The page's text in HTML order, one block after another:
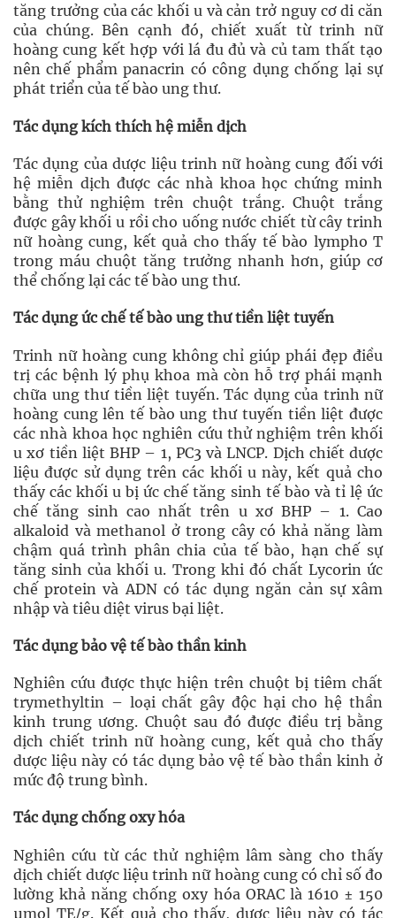
tăng trưởng của các khối u và cản trở nguy cơ di căn
của chúng. Bên cạnh đó, chiết xuất từ trinh nữ
hoàng cung kết hợp với lá đu đủ và củ tam thất tạo
nên chế phẩm panacrin có công dụng chống lại sự
phát triển của tế bào ung thư.
Tác dụng kích thích hệ miễn dịch
Tác dụng của dược liệu trinh nữ hoàng cung đối với
hệ miễn dịch được các nhà khoa học chứng minh
bằng thử nghiệm trên chuột trắng. Chuột trắng
được gây khối u rồi cho uống nước chiết từ cây trinh
nữ hoàng cung, kết quả cho thấy tế bào lympho T
trong máu chuột tăng trưởng nhanh hơn, giúp cơ
thể chống lại các tế bào ung thư.
Tác dụng ức chế tế bào ung thư tiền liệt tuyến
Trinh nữ hoàng cung không chỉ giúp phái đẹp điều
trị các bệnh lý phụ khoa mà còn hỗ trợ phái mạnh
chữa ung thư tiền liệt tuyến. Tác dụng của trinh nữ
hoàng cung lên tế bào ung thư tuyến tiền liệt được
các nhà khoa học nghiên cứu thử nghiệm trên khối
u xơ tiền liệt BHP – 1, PC3 và LNCP. Dịch chiết dược
liệu được sử dụng trên các khối u này, kết quả cho
thấy các khối u bị ức chế tăng sinh tế bào và tỉ lệ ức
chế tăng sinh cao nhất trên u xơ BHP – 1. Cao
alkaloid và methanol ở trong cây có khả năng làm
chậm quá trình phân chia của tế bào, hạn chế sự
tăng sinh của khối u. Trong khi đó chất Lycorin ức
chế protein và ADN có tác dụng ngăn cản sự xâm
nhập và tiêu diệt virus bại liệt.
Tác dụng bảo vệ tế bào thần kinh
Nghiên cứu được thực hiện trên chuột bị tiêm chất
trymethyltin – loại chất gây độc hại cho hệ thần
kinh trung ương. Chuột sau đó được điều trị bằng
dịch chiết trinh nữ hoàng cung, kết quả cho thấy
dược liệu này có tác dụng bảo vệ tế bào thần kinh ở
mức độ trung bình.
Tác dụng chống oxy hóa
Nghiên cứu từ các thử nghiệm lâm sàng cho thấy
dịch chiết dược liệu trinh nữ hoàng cung có chỉ số đo
lường khả năng chống oxy hóa ORAC là 1610 ± 150
μmol TE/g. Kết quả cho thấy, dược liệu này có tác